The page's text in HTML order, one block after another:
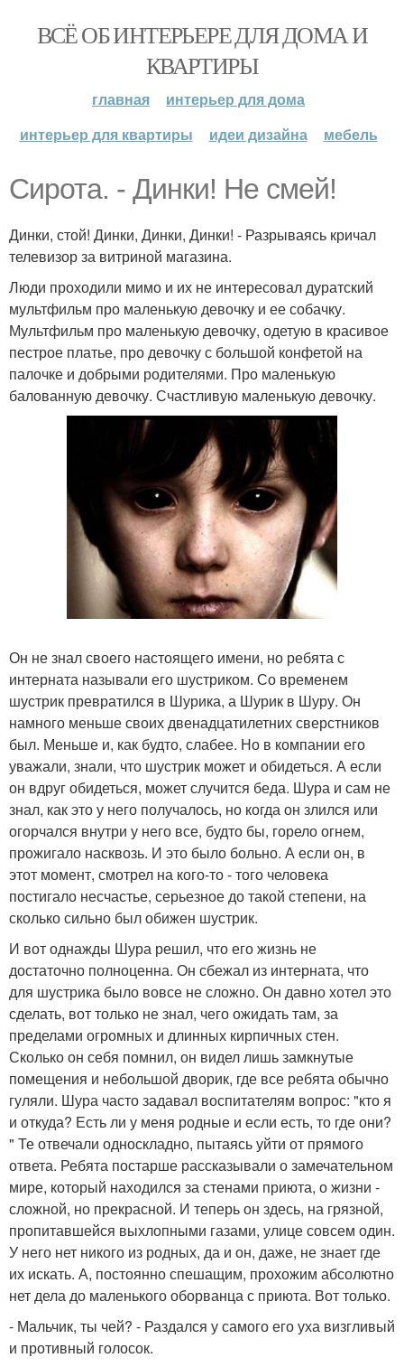
ВСЁ ОБ ИНТЕРЬЕРЕ ДЛЯ ДОМА И
КВАРТИРЫ
главная
интерьер для дома
интерьер для квартиры
идеи дизайна мебель
Сирота. - Динки! Не смей!
Динки, стой! Динки, Динки, Динки! - Разрываясь кричал
телевизор за витриной магазина.
Люди проходили мимо и их не интересовал дуратский
мультфильм про маленькую девочку и ее собачку.
Мультфильм про маленькую девочку, одетую в красивое
пестрое платье, про девочку с большой конфетой на
палочке и добрыми родителями. Про маленькую
балованную девочку. Счастливую маленькую девочку.
Он не знал своего настоящего имени, но ребята с
интерната называли его шустриком. Со временем
шустрик превратился в Шурика, а Шурик в Шуру. Он
намного меньше своих двенадцатилетних сверстников
был. Меньше и, как будто, слабее. Но в компании его
уважали, знали, что шустрик может и обидеться. А если
он вдруг обидеться, может случится беда. Шура и сам не
знал, как это у него получалось, но когда он злился или
огорчался внутри у него все, будто бы, горело огнем,
прожигало насквозь. И это было больно. А если он, в
этот момент, смотрел на кого-то - того человека
постигало несчастье, серьезное до такой степени, на
сколько сильно был обижен шустрик.
И вот однажды Шура решил, что его жизнь не
достаточно полноценна. Он сбежал из интерната, что
для шустрика было вовсе не сложно. Он давно хотел это
сделать, вот только не знал, чего ожидать там, за
пределами огромных и длинных кирпичных стен.
Сколько он себя помнил, он видел лишь замкнутые
помещения и небольшой дворик, где все ребята обычно
гуляли. Шура часто задавал воспитателям вопрос: "кто я
и откуда? Есть ли у меня родные и если есть, то где они?
" Те отвечали односкладно, пытаясь уйти от прямого
ответа. Ребята постарше рассказывали о замечательном
мире, который находился за стенами приюта, о жизни -
сложной, но прекрасной. И теперь он здесь, на грязной,
пропитавшейся выхлопными газами, улице совсем один.
У него нет никого из родных, да и он, даже, не знает где
их искать. А, постоянно спешащим, прохожим абсолютно
нет дела до маленького оборванца с приюта. Вот только.
- Мальчик, ты чей? - Раздался у самого его уха визгливый
и противный голосок.